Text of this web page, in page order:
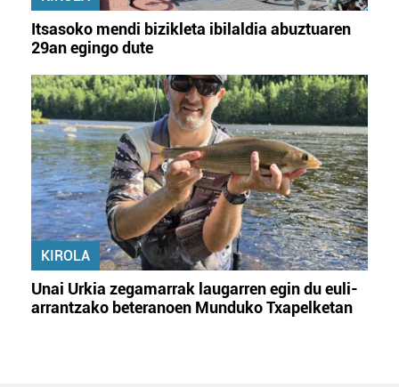
Itsasoko mendi bizikleta ibilaldia abuztuaren
29an egingo dute
KIROLA
Unai Urkia zegamarrak laugarren egin du euli-
arrantzako beteranoen Munduko Txapelketan